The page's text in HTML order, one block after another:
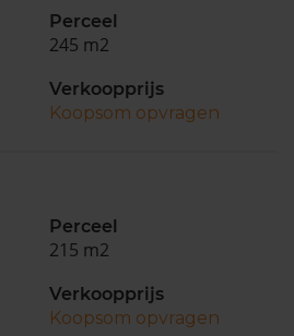
Perceel
245 m2
Verkoopprijs
Koopsom opvragen
Perceel
215 m2
Verkoopprijs
Koopsom opvragen